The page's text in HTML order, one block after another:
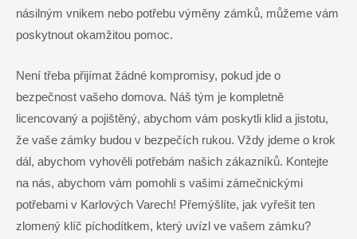
násilným vnikem ‍nebo potřebu výměny⁢ zámků, můžeme vám
poskytnout⁤ okamžitou pomoc.
Není třeba přijímat žádné kompromisy, ​pokud jde o
bezpečnost vašeho domova. Náš tým je kompletně⁢
licencovaný a pojištěný, abychom vám poskytli klid a jistotu,⁣
že vaše zámky budou v bezpečích⁢ rukou. Vždy jdeme o krok⁤
dál, abychom vyhověli potřebám našich zákazníků.‌ Kontejte
na nás, abychom vám pomohli s vašimi zámečnickými
‌potřebami v Karlových Varech! Přemýšlíte,‌ jak vyřešit⁤ ten
zlomený klíč ‍píchodítkem, ⁢který uvízl ve vašem ‌zámku?